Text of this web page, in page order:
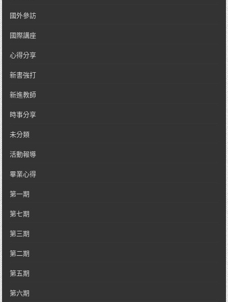
國外參訪
國際講座
心得分享
新書強打
新進教師
時事分享
未分類
活動報導
畢業心得
第一期
第七期
第三期
第二期
第五期
第六期